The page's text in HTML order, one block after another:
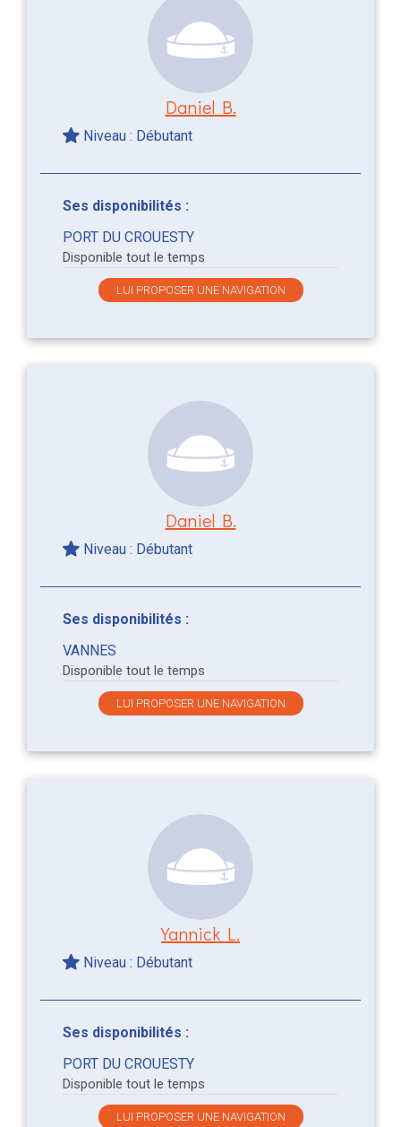
Daniel B.
Niveau : Débutant
Ses disponibilités :
PORT DU CROUESTY
Disponible tout le temps
LUI PROPOSER UNE NAVIGATION
Daniel B.
Niveau : Débutant
Ses disponibilités :
VANNES
Disponible tout le temps
LUI PROPOSER UNE NAVIGATION
Yannick L.
Niveau : Débutant
Ses disponibilités :
PORT DU CROUESTY
Disponible tout le temps
LUI PROPOSER UNE NAVIGATION